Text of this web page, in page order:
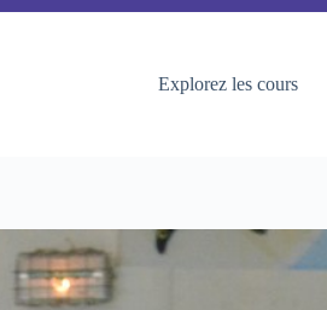
Explorez les cours